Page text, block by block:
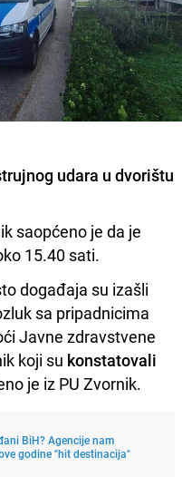
udara u dvorištu
saopćeno je da je
15.40 sati.
događaja su izašli
sa pripadnicima
Javne zdravstvene
koji su konstatovali
je iz PU Zvornik.
BiH? Agencije nam
godine "hit destinacija"